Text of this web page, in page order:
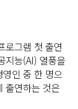
로그램 첫 출연
지능(AI) 열풍을
인 중 한 명으
출연하는 것은